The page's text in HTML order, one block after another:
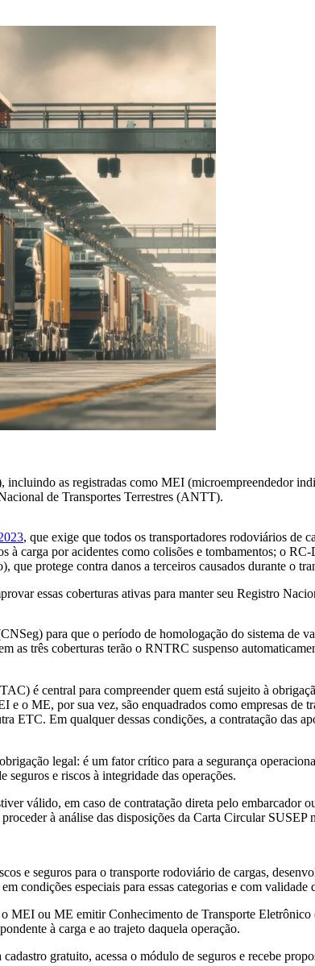
as registradas como MEI (microempreendedor
de Transportes Terrestres (ANTT).
, que exige que todos os transportadores rodoviários de
carga por acidentes como colisões e tombamentos; o
protege contra danos a terceiros causados durante o
essas coberturas ativas para manter seu Registro
para que o período de homologação do sistema de
as três coberturas terão o RNTRC suspenso
é central para compreender quem está sujeito à
o ME, por sua vez, são enquadrados como empresas de
ETC. Em qualquer dessas condições, a contratação das
legal: é um fator crítico para a segurança
seguros e riscos à integridade das operações.
válido, em caso de contratação direta pelo embarcador
à análise das disposições da Carta Circular
e seguros para o transporte rodoviário de cargas,
condições especiais para essas categorias e com validade
o MEI ou ME emitir Conhecimento de Transporte
à carga e ao trajeto daquela operação.
gratuito, acessa o módulo de seguros e recebe